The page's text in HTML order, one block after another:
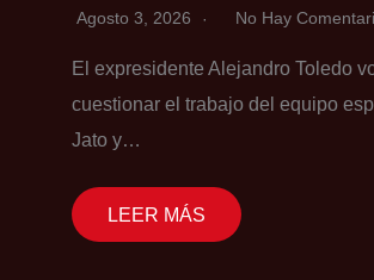
Agosto 3, 2026 No Hay
El expresidente Alejandro Toledo
cuestionar el trabajo del equipo
Jato y…
LEER MÁS